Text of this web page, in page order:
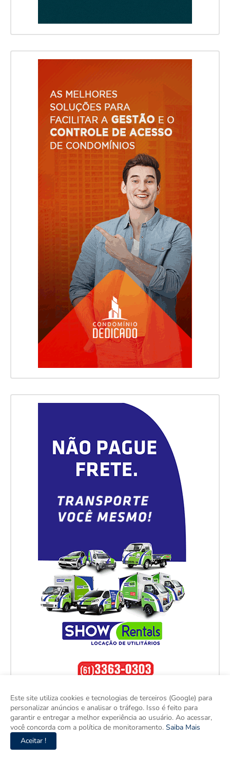
Este site utiliza cookies e tecnologias de terceiros (Google) para
personalizar anúncios e analisar o tráfego. Isso é feito para
garantir e entregar a melhor experiência ao usuário. Ao acessar,
você concorda com a política de monitoramento. Saiba Mais
Aceitar !